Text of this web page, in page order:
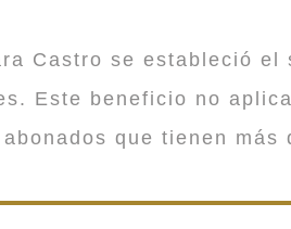
Castro se estableció
Este beneficio no
que tienen más